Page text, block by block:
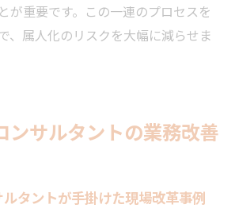
が重要です。この一連のプロセスを
、属人化のリスクを大幅に減らせま
ンサルタントの業務改善
タントが手掛けた現場改革事例